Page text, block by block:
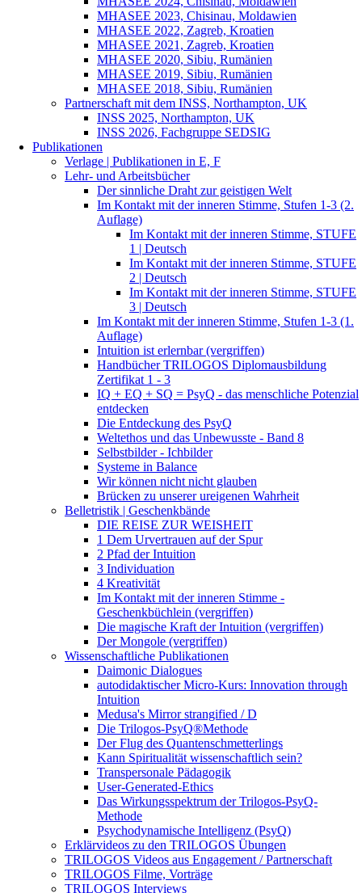
MHASEE 2023, Chisinau, Moldawien
MHASEE 2022, Zagreb, Kroatien
MHASEE 2021, Zagreb, Kroatien
MHASEE 2020, Sibiu, Rumänien
MHASEE 2019, Sibiu, Rumänien
MHASEE 2018, Sibiu, Rumänien
Partnerschaft mit dem INSS, Northampton, UK
INSS 2025, Northampton, UK
INSS 2026, Fachgruppe SEDSIG
Publikationen
Verlage | Publikationen in E, F
Lehr- und Arbeitsbücher
Der sinnliche Draht zur geistigen Welt
Im Kontakt mit der inneren Stimme, Stufen 1-3 (2.
Auflage)
Im Kontakt mit der inneren Stimme, STUFE
1 | Deutsch
Im Kontakt mit der inneren Stimme, STUFE
2 | Deutsch
Im Kontakt mit der inneren Stimme, STUFE
3 | Deutsch
Im Kontakt mit der inneren Stimme, Stufen 1-3 (1.
Auflage)
Intuition ist erlernbar (vergriffen)
Handbücher TRILOGOS Diplomausbildung
Zertifikat 1 - 3
IQ + EQ + SQ = PsyQ - das menschliche Potenzial
entdecken
Die Entdeckung des PsyQ
Weltethos und das Unbewusste - Band 8
Selbstbilder - Ichbilder
Systeme in Balance
Wir können nicht nicht glauben
Brücken zu unserer ureigenen Wahrheit
Belletristik | Geschenkbände
DIE REISE ZUR WEISHEIT
1 Dem Urvertrauen auf der Spur
2 Pfad der Intuition
3 Individuation
4 Kreativität
Im Kontakt mit der inneren Stimme -
Geschenkbüchlein (vergriffen)
Die magische Kraft der Intuition (vergriffen)
Der Mongole (vergriffen)
Wissenschaftliche Publikationen
Daimonic Dialogues
autodidaktischer Micro-Kurs: Innovation through
Intuition
Medusa's Mirror strangified / D
Die Trilogos-PsyQ®Methode
Der Flug des Quantenschmetterlings
Kann Spiritualität wissenschaftlich sein?
Transpersonale Pädagogik
User-Generated-Ethics
Das Wirkungsspektrum der Trilogos-PsyQ-
Methode
Psychodynamische Intelligenz (PsyQ)
Erklärvideos zu den TRILOGOS Übungen
TRILOGOS Videos aus Engagement / Partnerschaft
TRILOGOS Filme, Vorträge
TRILOGOS Interviews